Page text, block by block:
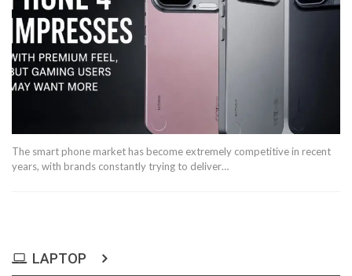
The smart phone market has become extremely competitive in recent
years, with brands constantly trying to deliver…
LAPTOP